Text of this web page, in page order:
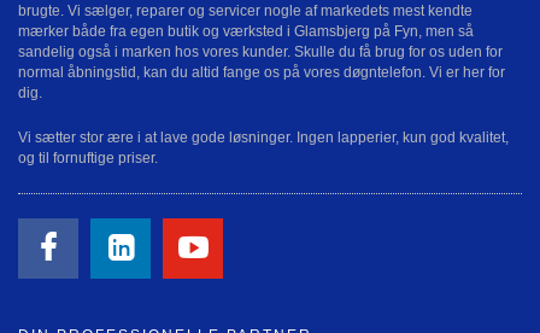
brugte. Vi sælger, reparer og servicer nogle af markedets mest kendte
mærker både fra egen butik og værksted i Glamsbjerg på Fyn, men så
sandelig også i marken hos vores kunder. Skulle du få brug for os uden for
normal åbningstid, kan du altid fange os på vores døgntelefon. Vi er her for
dig.
Vi sætter stor ære i at lave gode løsninger. Ingen lapperier, kun god kvalitet,
og til fornuftige priser.